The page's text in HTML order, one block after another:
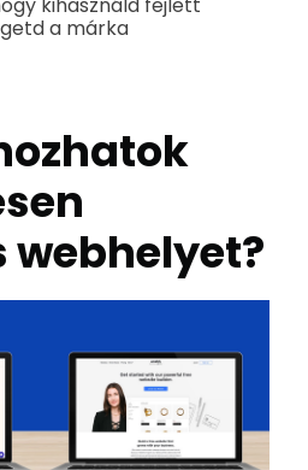
kihasználd fejlett
a márka
webhelyet?